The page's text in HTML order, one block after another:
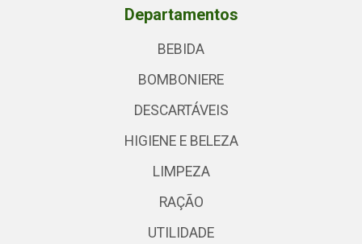
Departamentos
BEBIDA
BOMBONIERE
DESCARTÁVEIS
HIGIENE E BELEZA
LIMPEZA
RAÇÃO
UTILIDADE